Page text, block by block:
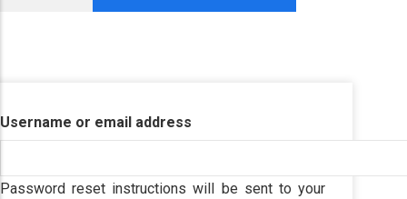
Username or email address
Password reset instructions will be sent to your